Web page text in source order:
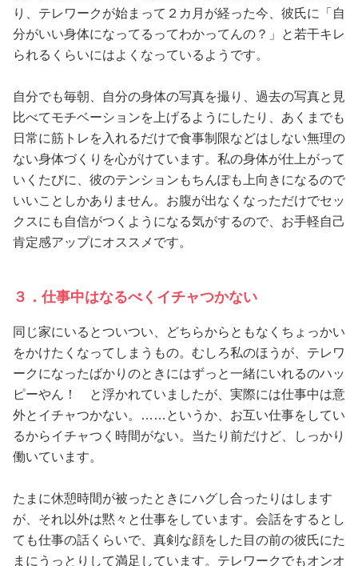
り、テレワークが始まって２カ月が経った今、彼氏に「自
分がいい身体になってるってわかってんの？」と若干キレ
られるくらいにはよくなっているようです。
自分でも毎朝、自分の身体の写真を撮り、過去の写真と見
比べてモチベーションを上げるようにしたり、あくまでも
日常に筋トレを入れるだけで食事制限などはしない無理の
ない身体づくりを心がけています。私の身体が仕上がって
いくたびに、彼のテンションもちんぽも上向きになるので
いいことしかありません。お腹が出なくなっただけでセッ
クスにも自信がつくようになる気がするので、お手軽自己
肯定感アップにオススメです。
３．仕事中はなるべくイチャつかない
同じ家にいるとついつい、どちらからともなくちょっかい
をかけたくなってしまうもの。むしろ私のほうが、テレワ
ークになったばかりのときにはずっと一緒にいれるのハッ
ピーやん！ と浮かれていましたが、実際には仕事中は意
外とイチャつかない。……というか、お互い仕事をしてい
るからイチャつく時間がない。当たり前だけど、しっかり
働いています。
たまに休憩時間が被ったときにハグし合ったりはします
が、それ以外は黙々と仕事をしています。会話をするとし
ても仕事の話くらいで、真剣な顔をした目の前の彼氏にた
まにうっとりして満足しています。テレワークでもオンオ